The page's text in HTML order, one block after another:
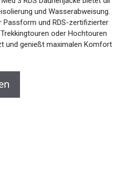
3 RDS Daunenjacke bietet dir
und Wasserabweisung.
Passform und RDS-zertifizierter
oder Hochtouren
und genießt maximalen Komfort
Produkte im Sale bei
anschauen